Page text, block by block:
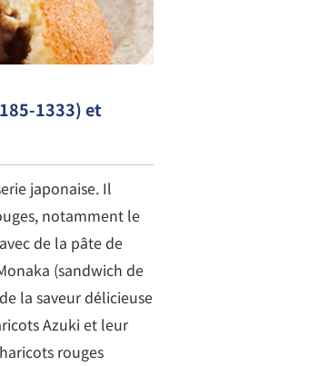
1333) et
japonaise. Il
notamment le
de la pâte de
(sandwich de
la saveur délicieuse
Azuki et leur
rouges